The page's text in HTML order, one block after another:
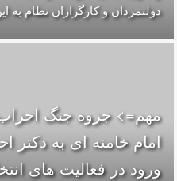
دولتمردان و کارگزاران نظام به
مهم=> جزوه جنگ احزاب
امام خامنه ای به دکتر
ورود در فعالیت های